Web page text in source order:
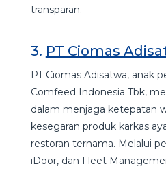
transparan.
3. PT Ciomas
PT Ciomas Adisatwa, anak
Comfeed Indonesia Tbk,
dalam menjaga ketepatan
kesegaran produk karkas
restoran ternama. Melalui
iDoor, dan Fleet